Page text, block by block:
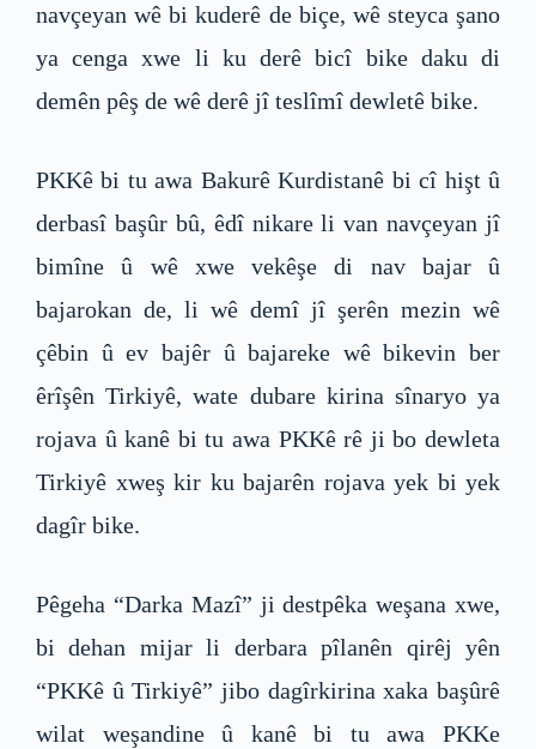
navçeyan wê bi kuderê de biçe, wê steyca şano
ya cenga xwe li ku derê bicî bike daku di
demên pêş de wê derê jî teslîmî dewletê bike.
PKKê bi tu awa Bakurê Kurdistanê bi cî hişt û
derbasî başûr bû, êdî nikare li van navçeyan jî
bimîne û wê xwe vekêşe di nav bajar û
bajarokan de, li wê demî jî şerên mezin wê
çêbin û ev bajêr û bajareke wê bikevin ber
êrîşên Tirkiyê, wate dubare kirina sînaryo ya
rojava û kanê bi tu awa PKKê rê ji bo dewleta
Tirkiyê xweş kir ku bajarên rojava yek bi yek
dagîr bike.
Pêgeha “Darka Mazî” ji destpêka weşana xwe,
bi dehan mijar li derbara pîlanên qirêj yên
“PKKê û Tirkiyê” jibo dagîrkirina xaka başûrê
wilat weşandine û kanê bi tu awa PKKe